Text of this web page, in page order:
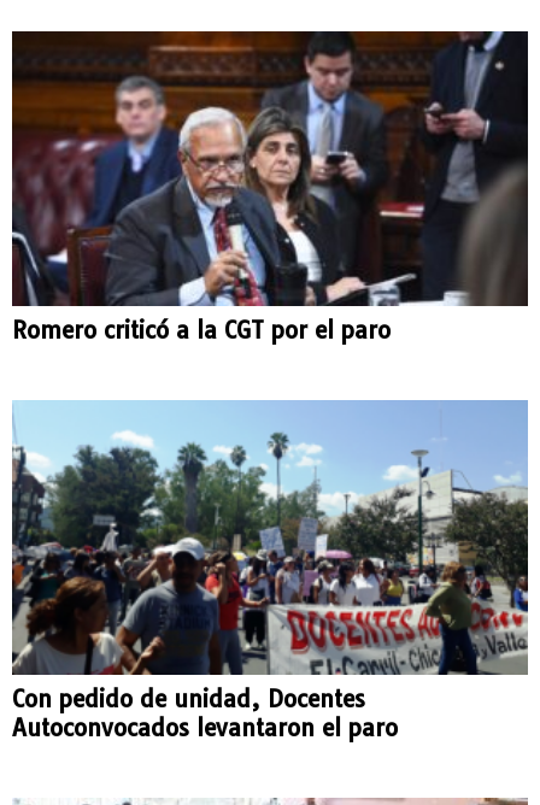
Romero criticó a la CGT por el paro
Con pedido de unidad, Docentes
Autoconvocados levantaron el paro